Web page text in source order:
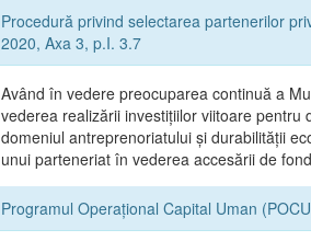
Procedură privind selectarea partenerilor
2020, Axa 3, p.I. 3.7
Având în vedere preocuparea continuă a
vederea realizării investițiilor viitoare
domeniul antreprenoriatului și durabilității
unui parteneriat în vederea accesării de
Programul Operațional Capital Uman